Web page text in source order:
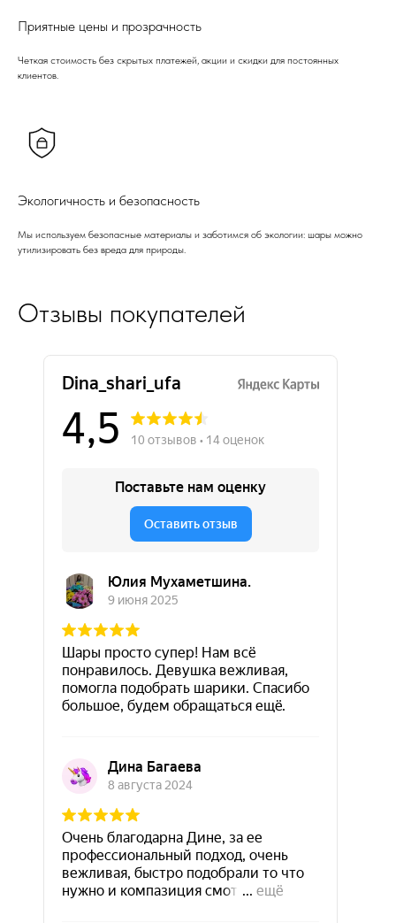
Приятные цены и прозрачность
Четкая стоимость без скрытых платежей, акции и скидки для постоянных
клиентов.
Экологичность и безопасность
Мы используем безопасные материалы и заботимся об экологии: шары можно
утилизировать без вреда для природы.
Отзывы покупателей